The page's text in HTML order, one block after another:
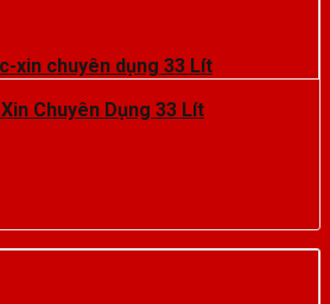
Chuyên Dụng 33 Lít